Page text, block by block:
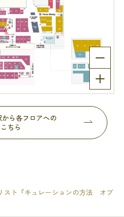
ら各フロアへの
ちら
スト『キュレーションの方法 オブ